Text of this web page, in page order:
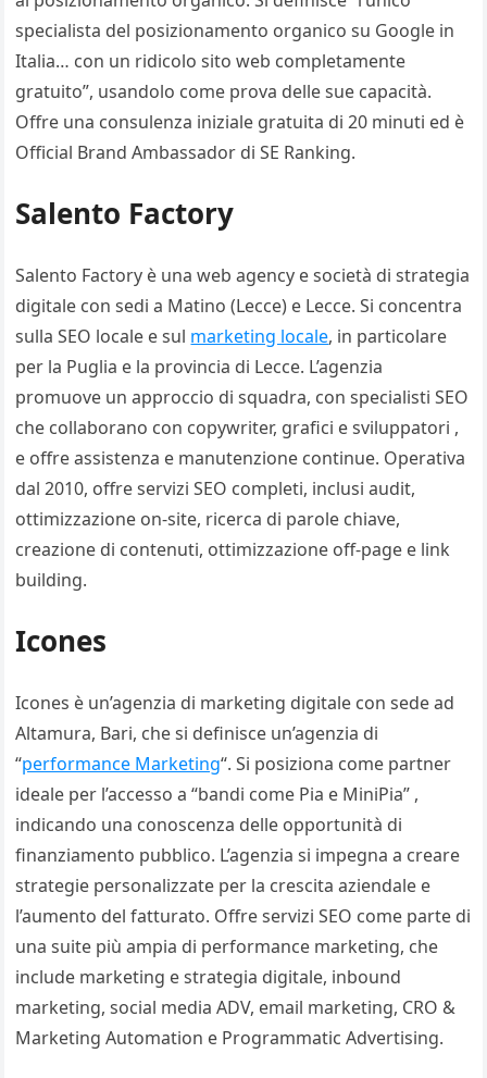
specialista del posizionamento organico su Google in
Italia… con un ridicolo sito web completamente
gratuito”, usandolo come prova delle sue capacità.
Offre una consulenza iniziale gratuita di 20 minuti ed è
Official Brand Ambassador di SE Ranking.
Salento Factory
Salento Factory è una web agency e società di strategia
digitale con sedi a Matino (Lecce) e Lecce. Si concentra
sulla SEO locale e sul marketing locale, in particolare
per la Puglia e la provincia di Lecce. L’agenzia
promuove un approccio di squadra, con specialisti SEO
che collaborano con copywriter, grafici e sviluppatori ,
e offre assistenza e manutenzione continue. Operativa
dal 2010, offre servizi SEO completi, inclusi audit,
ottimizzazione on-site, ricerca di parole chiave,
creazione di contenuti, ottimizzazione off-page e link
building.
Icones
Icones è un’agenzia di marketing digitale con sede ad
Altamura, Bari, che si definisce un’agenzia di
“performance Marketing“. Si posiziona come partner
ideale per l’accesso a “bandi come Pia e MiniPia” ,
indicando una conoscenza delle opportunità di
finanziamento pubblico. L’agenzia si impegna a creare
strategie personalizzate per la crescita aziendale e
l’aumento del fatturato. Offre servizi SEO come parte di
una suite più ampia di performance marketing, che
include marketing e strategia digitale, inbound
marketing, social media ADV, email marketing, CRO &
Marketing Automation e Programmatic Advertising.